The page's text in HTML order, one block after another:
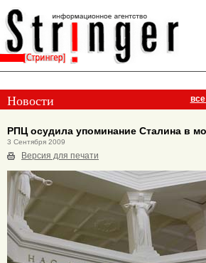
Новости
РПЦ осудила упоминание Сталина в
3 Сентября 2009
Версия для печати